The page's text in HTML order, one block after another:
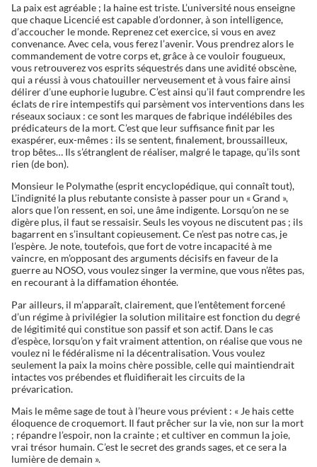
La paix est agréable ; la haine est triste. L’université nous enseigne
que chaque Licencié est capable d’ordonner, à son intelligence,
d’accoucher le monde. Reprenez cet exercice, si vous en avez
convenance. Avec cela, vous ferez l’avenir. Vous prendrez alors le
commandement de votre corps et, grâce à ce vouloir fougueux,
vous retrouverez vos esprits séquestrés dans une avidité obscène,
qui a réussi à vous chatouiller nerveusement et à vous faire ainsi
délirer d’une euphorie lugubre. C’est ainsi qu’il faut comprendre les
éclats de rire intempestifs qui parsèment vos interventions dans les
réseaux sociaux : ce sont les marques de fabrique indélébiles des
prédicateurs de la mort. C’est que leur suffisance finit par les
exaspérer, eux-mêmes : ils se sentent, finalement, broussailleux,
trop bêtes… Ils s’étranglent de réaliser, malgré le tapage, qu’ils sont
rien (de bon).
Monsieur le Polymathe (esprit encyclopédique, qui connaît tout),
L’indignité la plus rebutante consiste à passer pour un « Grand »,
alors que l’on ressent, en soi, une âme indigente. Lorsqu’on ne se
digère plus, il faut se ressaisir. Seuls les voyous ne discutent pas ; ils
bagarrent en s’insultant copieusement. Ce n’est pas notre cas, je
l’espère. Je note, toutefois, que fort de votre incapacité à me
vaincre, en m’opposant des arguments décisifs en faveur de la
guerre au NOSO, vous voulez singer la vermine, que vous n’êtes pas,
en recourant à la diffamation éhontée.
Par ailleurs, il m’apparaît, clairement, que l’entêtement forcené
d’un régime à privilégier la solution militaire est fonction du degré
de légitimité qui constitue son passif et son actif. Dans le cas
d’espèce, lorsqu’on y fait vraiment attention, on réalise que vous ne
voulez ni le fédéralisme ni la décentralisation. Vous voulez
seulement la paix la moins chère possible, celle qui maintiendrait
intactes vos prébendes et fluidifierait les circuits de la
prévarication.
Mais le même sage de tout à l’heure vous prévient : « Je hais cette
éloquence de croquemort. Il faut prêcher sur la vie, non sur la mort
; répandre l’espoir, non la crainte ; et cultiver en commun la joie,
vrai trésor humain. C’est le secret des grands sages, et ce sera la
lumière de demain ».